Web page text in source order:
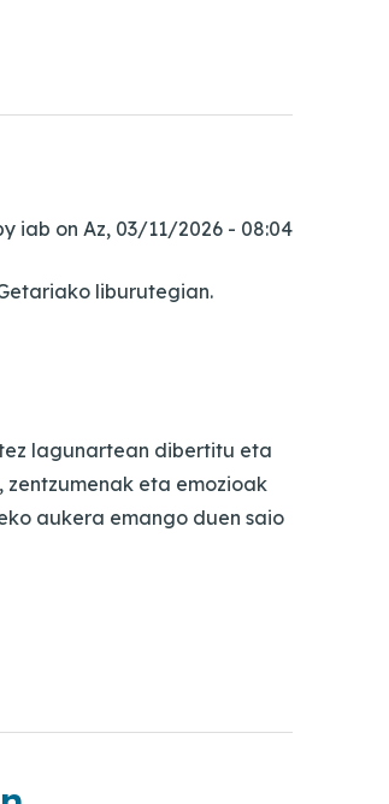
iab on Az, 03/11/2026 - 08:04
liburutegian.
lagunartean dibertitu eta
eta emozioak
aukera emango duen saio